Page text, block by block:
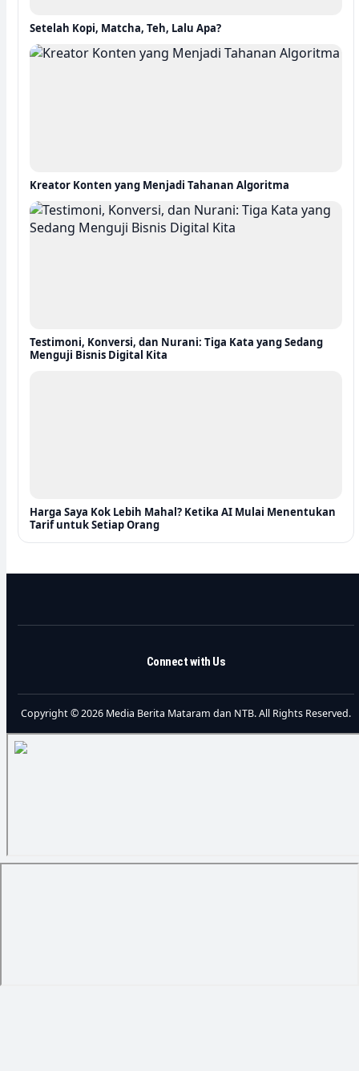
Setelah Kopi, Matcha, Teh, Lalu Apa?
Kreator Konten yang Menjadi Tahanan Algoritma
Testimoni, Konversi, dan Nurani: Tiga Kata yang Sedang
Menguji Bisnis Digital Kita
Harga Saya Kok Lebih Mahal? Ketika AI Mulai Menentukan
Tarif untuk Setiap Orang
Connect with Us
Copyright © 2026 Media Berita Mataram dan NTB. All Rights Reserved.